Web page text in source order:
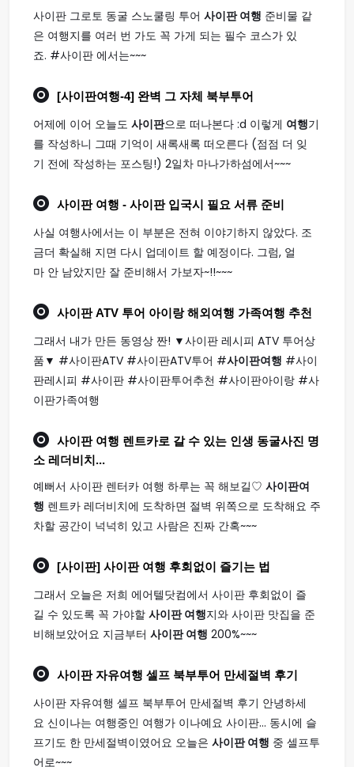
사이판 그로토 동굴 스노쿨링 투어 사이판 여행 준비물 같
은 여행지를 여러 번 가도 꼭 가게 되는 필수 코스가 있
죠. #사이판 에서는~~~
[사이판여행-4] 완벽 그 자체 북부투어
어제에 이어 오늘도 사이판으로 떠나본다 :d 이렇게 여행기
를 작성하니 그때 기억이 새록새록 떠오른다 (점점 더 잊
기 전에 작성하는 포스팅!) 2일차 마나가하섬에서~~~
사이판 여행 - 사이판 입국시 필요 서류 준비
사실 여행사에서는 이 부분은 전혀 이야기하지 않았다. 조
금더 확실해 지면 다시 업데이트 할 예정이다. 그럼, 얼
마 안 남았지만 잘 준비해서 가보자~!!~~~
사이판ATV 투어 아이랑 해외 여행 가족여행 추천
그래서 내가 만든 동영상 짠! ▼사이판 레시피 ATV 투어상
품▼ #사이판ATV #사이판ATV투어 #사이판여행 #사이
판레시피 #사이판 #사이판투어추천 #사이판아이랑 #사
이판가족여행
사이판 여행 렌트카로 갈 수 있는 인생 동굴사진 명
소 레더비치...
예뻐서 사이판 렌터카 여행 하루는 꼭 해보길♡ 사이판여
행 렌트카 레더비치에 도착하면 절벽 위쪽으로 도착해요 주
차할 공간이 넉넉히 있고 사람은 진짜 간혹~~~
[사이판] 사이판 여행 후회없이 즐기는 법
그래서 오늘은 저희 에어텔닷컴에서 사이판 후회없이 즐
길 수 있도록 꼭 가야할 사이판 여행지와 사이판 맛집을 준
비해보았어요 지금부터 사이판 여행 200%~~~
사이판자유여행 셀프 북부투어 만세절벽 후기
사이판 자유여행 셀프 북부투어 만세절벽 후기 안녕하세
요 신이나는 여행중인 여행가 이나예요 사이판... 동시에 슬
프기도 한 만세절벽이였어요 오늘은 사이판 여행 중 셀프투
어로~~~